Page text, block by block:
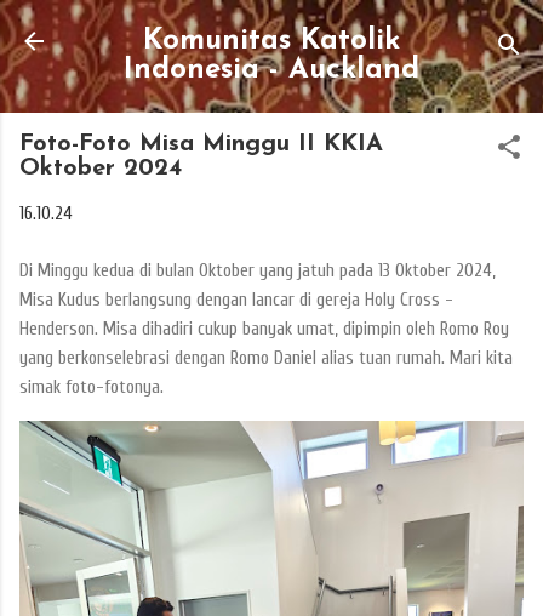
Skip to main content
Komunitas Katolik
Indonesia - Auckland
Foto-Foto Misa Minggu II KKIA
Oktober 2024
16.10.24
Di Minggu kedua di bulan Oktober yang jatuh pada 13 Oktober 2024,
Misa Kudus berlangsung dengan lancar di gereja Holy Cross -
Henderson. Misa dihadiri cukup banyak umat, dipimpin oleh Romo Roy
yang berkonselebrasi dengan Romo Daniel alias tuan rumah. Mari kita
simak foto-fotonya.